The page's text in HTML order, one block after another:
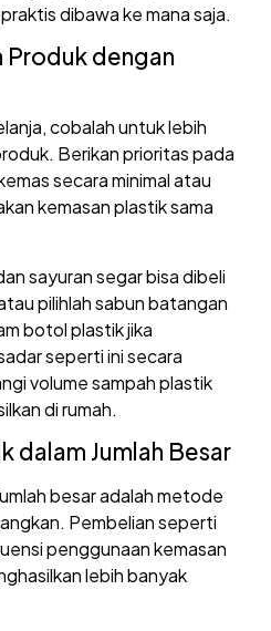
dibawa ke mana saja.
Produk dengan
cobalah untuk lebih
Berikan prioritas pada
secara minimal atau
kemasan plastik sama
sayuran segar bisa dibeli
pilihlah sabun batangan
botol plastik jika
seperti ini secara
volume sampah plastik
di rumah.
dalam Jumlah Besar
besar adalah metode
Pembelian seperti
penggunaan kemasan
lebih banyak